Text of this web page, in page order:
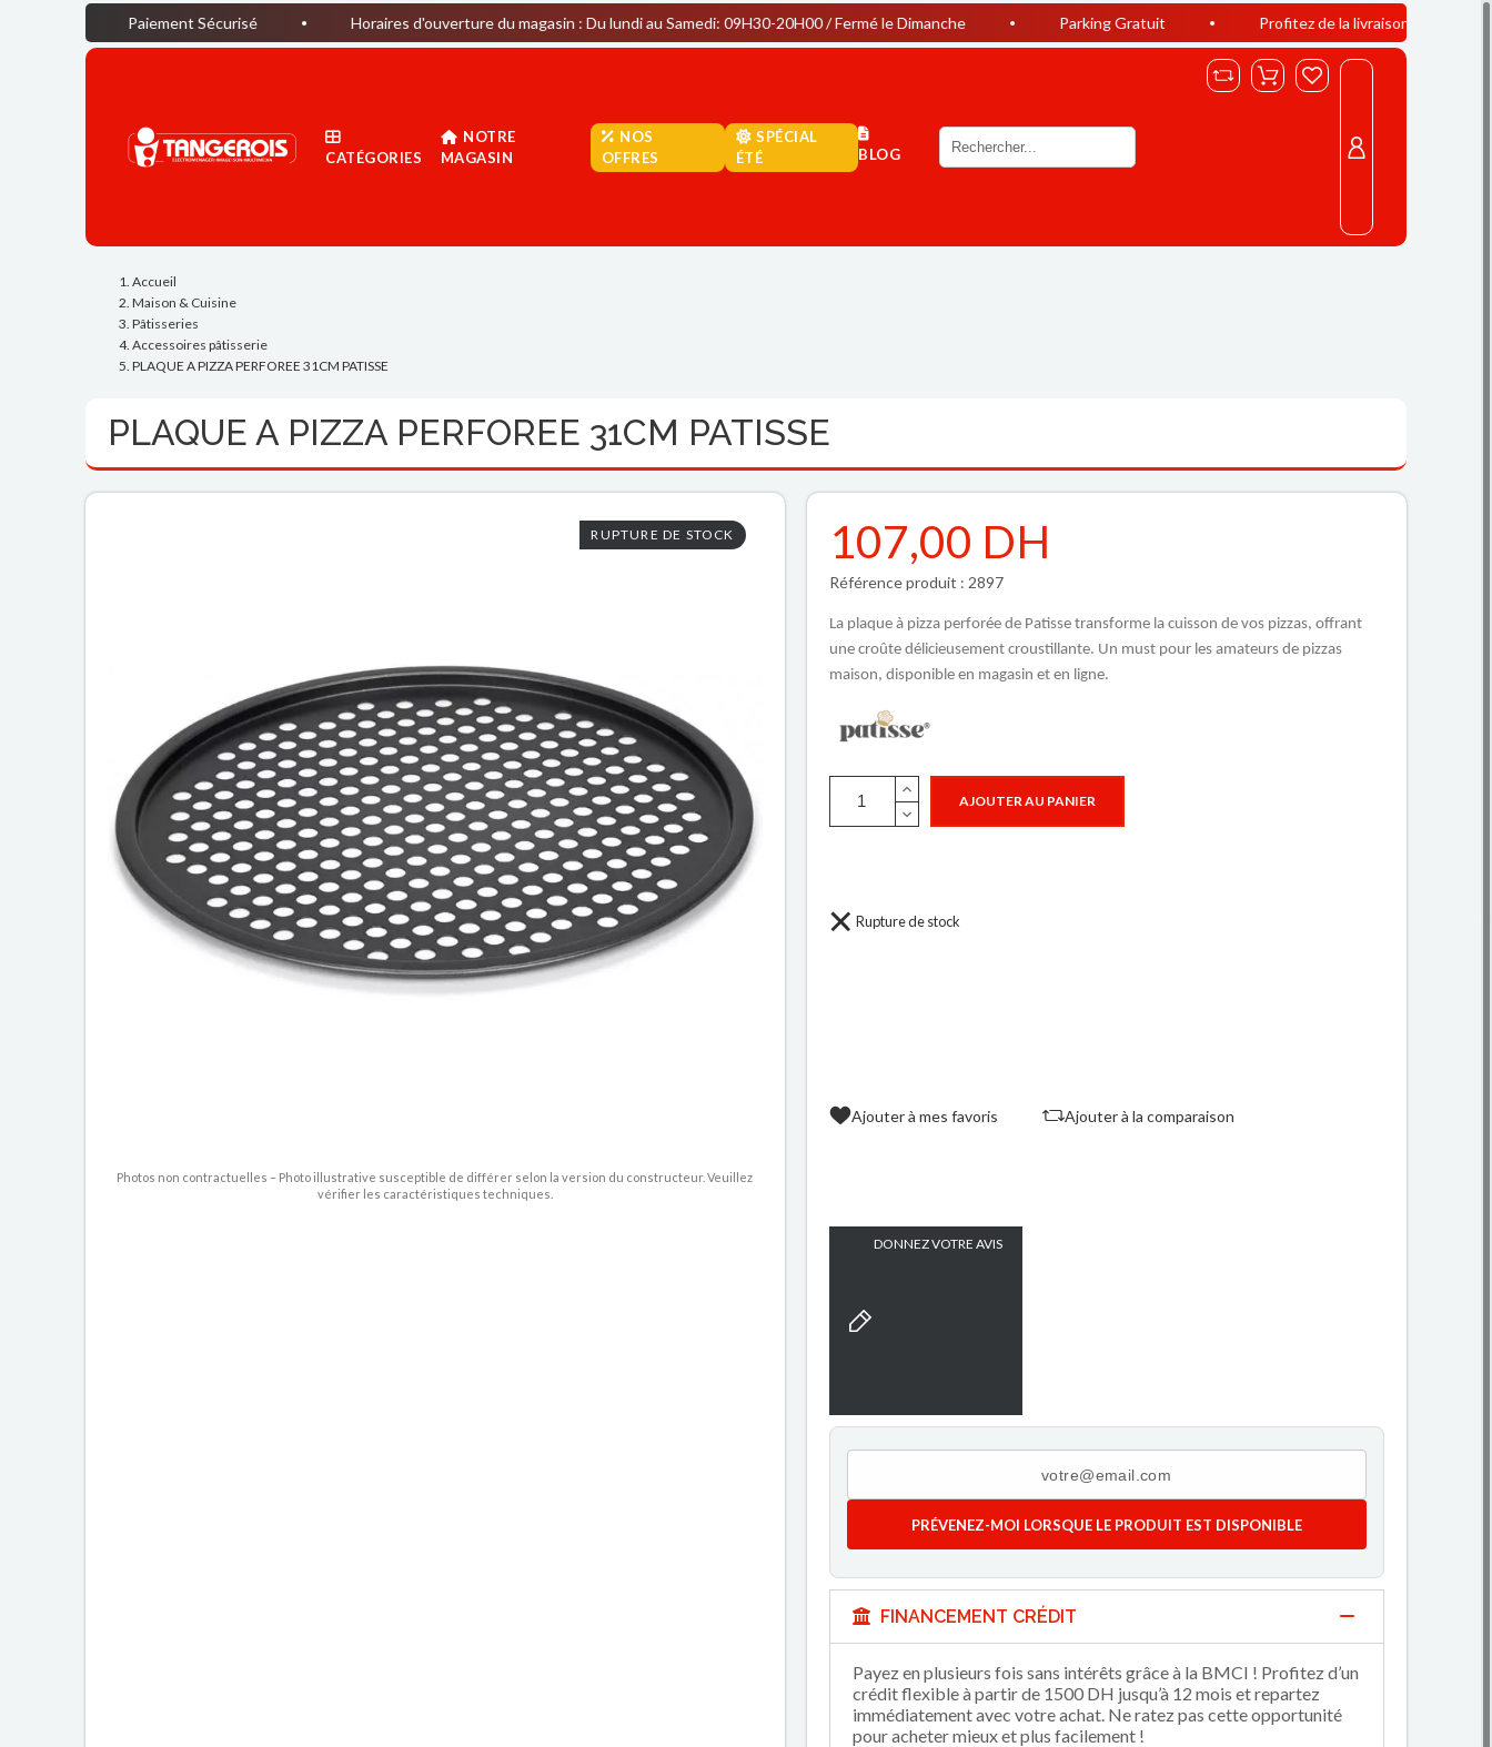
Paiement Sécurisé Horaires d'ouverture du magasin : Du lundi au Samedi: 09H30-20H00 / Fermé le Dimanche Parking Gratuit Profitez de la livraison offerte à Casablanca dès
CATÉGORIES
NOTRE
MAGASIN
NOS
OFFRES
SPÉCIAL
ÉTÉ
BLOG
Accueil
Maison & Cuisine
Pâtisseries
Accessoires pâtisserie
PLAQUE A PIZZA PERFOREE 31CM PATISSE
PLAQUE A PIZZA PERFOREE 31CM PATISSE
RUPTURE DE STOCK
Photos non contractuelles – Photo illustrative susceptible de différer selon la version du constructeur. Veuillez
vérifier les caractéristiques techniques.
107,00 DH
Référence produit : 2897
La plaque à pizza perforée de Patisse transforme la cuisson de vos pizzas, offrant
une croûte délicieusement croustillante. Un must pour les amateurs de pizzas
maison, disponible en magasin et en ligne.
AJOUTER AU PANIER
Rupture de stock
Ajouter à mes favoris Ajouter à la comparaison
DONNEZ VOTRE AVIS
PRÉVENEZ-MOI LORSQUE LE PRODUIT EST DISPONIBLE
FINANCEMENT CRÉDIT
Payez en plusieurs fois sans intérêts grâce à la BMCI ! Profitez d’un
crédit flexible à partir de 1500 DH jusqu’à 12 mois et repartez
immédiatement avec votre achat. Ne ratez pas cette opportunité
pour acheter mieux et plus facilement !